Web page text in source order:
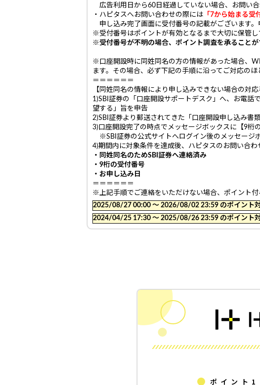
広告利用日から60日経過していない場合、お問い
・ハピタスへお問い合わせの際には 「7から始まる受
申し込み完了画面に受付番号の記載がございます。
※受付番号はポイントが有効となるまで大切に保管し
※受付番号が不明の場合、ポイント調査を承ることが
※口座開設時に同姓同名の方の情報があった場合、
ます。その場合、必ず下記の手順に沿ってご対応のほ
＝＝＝＝＝＝
【同姓同名の情報により申し込みできない場合の対応
1)SBI証券の「口座開設サポートデスク」へ、お電話
望する」旨を申告
2)SBI証券より郵送されてきた「口座開設申し込み書
3)口座開設完了の時点でメッセージボックスに【9桁
※SBI証券の公式サイトへログイン後のメッセージ
4)期間内に対象条件を達成後、ハピタスのお問い合
・同姓同名のためSBI証券へ連絡済み
・9桁の受付番号
・お申し込み日
＝＝＝＝＝＝
※上記手順でご連絡をいただけない場合、ポイント
2025/08/27 00:00 〜 2026/08/02 23:59 のポイント
2024/04/25 17:30 〜 2025/08/26 23:59 のポイント
ポイント1